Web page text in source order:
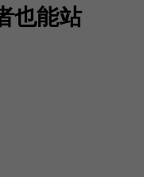
也能站